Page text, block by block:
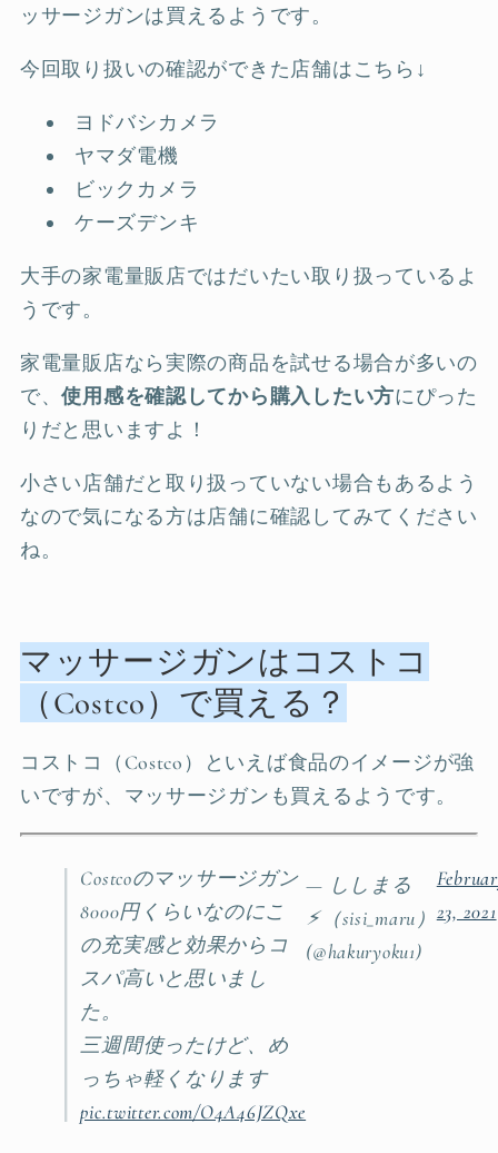
ッサージガンは買えるようです。
今回取り扱いの確認ができた店舗はこちら↓
ヨドバシカメラ
ヤマダ電機
ビックカメラ
ケーズデンキ
大手の家電量販店ではだいたい取り扱っているよ
うです。
家電量販店なら実際の商品を試せる場合が多いの
で、使用感を確認してから購入したい方にぴった
りだと思いますよ！
小さい店舗だと取り扱っていない場合もあるよう
なので気になる方は店舗に確認してみてください
ね。
マッサージガンはコストコ
（Costco）で買える？
コストコ（Costco）といえば食品のイメージが強
いですが、マッサージガンも買えるようです。
Costcoのマッサージガン
8000円くらいなのにこ
の充実感と効果からコ
スパ高いと思いまし
た。
三週間使ったけど、め
っちゃ軽くなります
pic.twitter.com/O4A46JZQxe
— ししまる
⚡︎（sisi_maru）
(@hakuryoku1)
23, 2021